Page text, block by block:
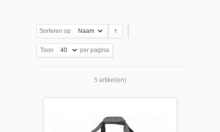
Sorteren op
Toon per pagina
5 artikel(en)